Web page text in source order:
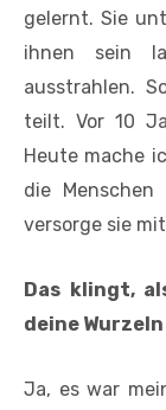
gelernt. Sie
ihnen sein
ausstrahlen.
teilt. Vor 10
Heute mache
die
versorge sie
Das klingt,
deine
Ja, es war